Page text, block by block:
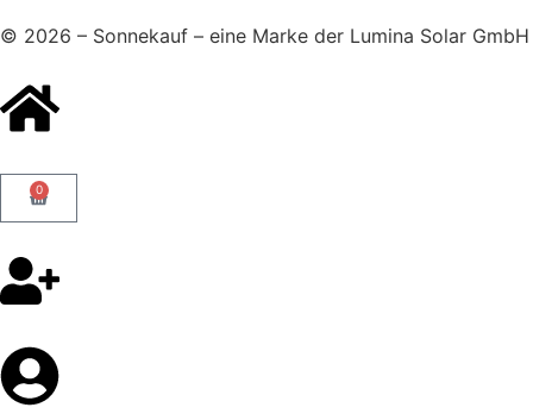
© 2026 – Sonnekauf – eine Marke der Lumina Solar GmbH
0